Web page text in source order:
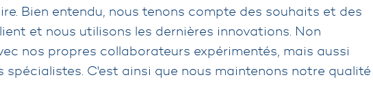
Bien entendu, nous tenons compte des souhaits et des
et nous utilisons les dernières innovations. Non
nos propres collaborateurs expérimentés, mais aussi
spécialistes. C'est ainsi que nous maintenons notre qualité